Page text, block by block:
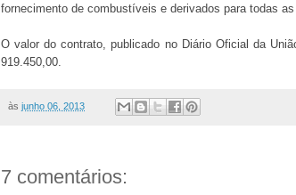
fornecimento de combustíveis e derivados para todas
O valor do contrato, publicado no Diário Oficial da
919.450,00.
às junho 06, 2013
7 comentários: